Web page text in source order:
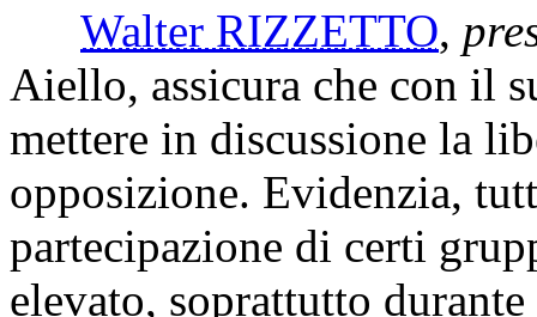
Walter RIZZETTO,
Aiello, assicura che con il
mettere in discussione la
opposizione. Evidenzia,
partecipazione di certi
elevato, soprattutto